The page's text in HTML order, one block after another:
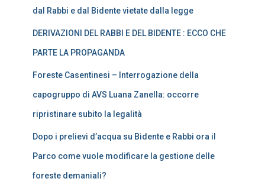
dal Rabbi e dal Bidente vietate dalla legge
DERIVAZIONI DEL RABBI E DEL BIDENTE : ECCO CHE
PARTE LA PROPAGANDA
Foreste Casentinesi – Interrogazione della
capogruppo di AVS Luana Zanella: occorre
ripristinare subito la legalità
Dopo i prelievi d’acqua su Bidente e Rabbi ora il
Parco come vuole modificare la gestione delle
foreste demaniali?